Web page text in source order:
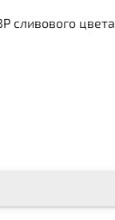
сливового цвета